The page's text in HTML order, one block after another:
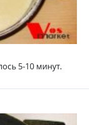
5-10 минут.